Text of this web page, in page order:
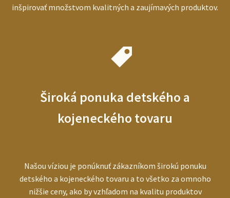
inšpirovať množstvom kvalitných a zaujímavých produktov.
Široká ponuka detského a
kojeneckého tovaru
Našou víziou je ponúknuť zákazníkom širokú ponuku
detského a kojeneckého tovaru a to všetko za omnoho
nižšie ceny, ako by vzhľadom na kvalitu produktov